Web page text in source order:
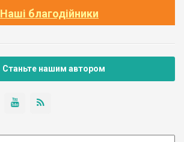
Наші благодійники
Станьте нашим автором